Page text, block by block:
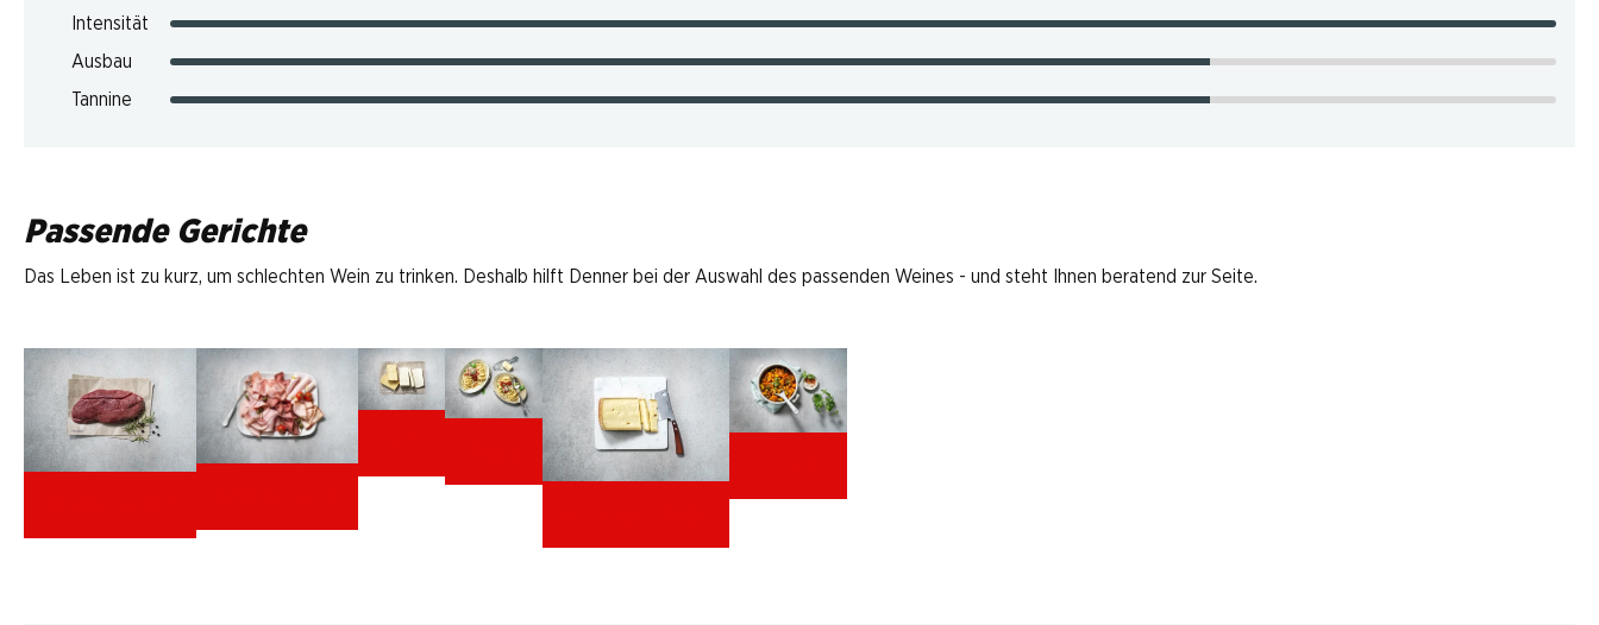
Intensität
Ausbau
Tannine
Passende Gerichte
Das Leben ist zu kurz, um schlechten Wein zu trinken. Deshalb hilft Denner bei der Auswahl des passenden Weines - und steht Ihnen beratend zur Seite.